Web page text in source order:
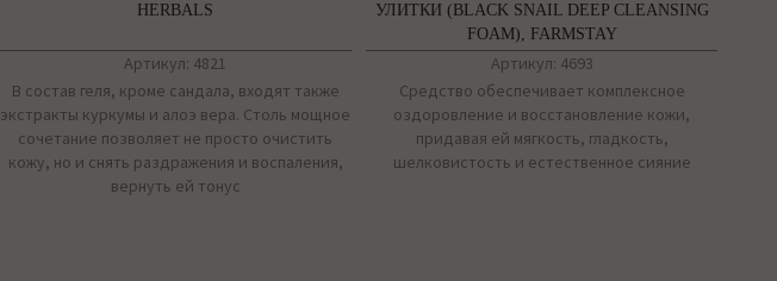
HERBALS
Артикул: 4821
В состав геля, кроме сандала, входят также
экстракты куркумы и алоэ вера. Столь мощное
сочетание позволяет не просто очистить
кожу, но и снять раздражения и воспаления,
вернуть ей тонус
УЛИТКИ (BLACK SNAIL DEEP CLEANSING
FOAM), FARMSTAY
Артикул: 4693
Средство обеспечивает комплексное
оздоровление и восстановление кожи,
придавая ей мягкость, гладкость,
шелковистость и естественное сияние